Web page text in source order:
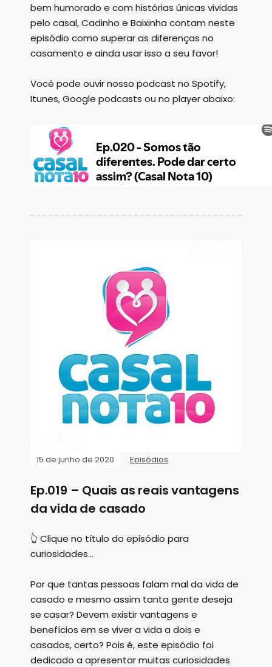
bem humorado e com histórias únicas vividas
pelo casal, Cadinho e Baixinha contam neste
episódio como superar as diferenças no
casamento e ainda usar isso a seu favor!
Você pode ouvir nosso podcast no Spotify,
Itunes, Google podcasts ou no player abaixo:
15 de junho de 2020 Episódios
Ep.019 – Quais as reais vantagens
da vida de casado
👆 Clique no título do episódio para
curiosidades...
Por que tantas pessoas falam mal da vida de
casado e mesmo assim tanta gente deseja
se casar? Devem existir vantagens e
benefícios em se viver a vida a dois e
casados, certo? Pois é, este episódio foi
dedicado a apresentar muitas curiosidades